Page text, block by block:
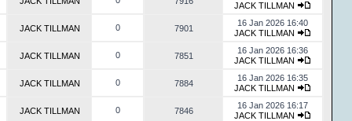
JACK TILLMAN
JACK TILLMAN 0 7901
16 Jan 2026 16:40
JACK TILLMAN
JACK TILLMAN 0 7851
16 Jan 2026 16:36
JACK TILLMAN
JACK TILLMAN 0 7884
16 Jan 2026 16:35
JACK TILLMAN
JACK TILLMAN 0 7846
16 Jan 2026 16:17
JACK TILLMAN